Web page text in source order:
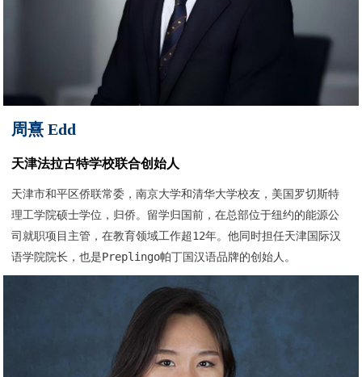
周熹 Edd
天津法拉古特学校联合创始人
天津市和平区侨联常委，南京大学和清华大学校友，美国罗切斯特
理工学院硕士学位，归侨。留学归国前，在总部位于纽约的能源公
司就职项目主管，在教育领域工作超12年。他同时担任天津国际汉
语学院院长，也是Preplingo帕丁国汉语品牌的创始人。